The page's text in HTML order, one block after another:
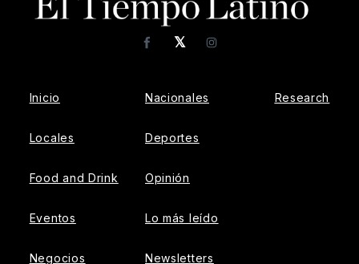
𝕏
FacebookInstagram
Inicio
Locales
Food and Drink
Eventos
Negocios
Nacionales
Deportes
Opinión
Lo más leído
Newsletters
Research